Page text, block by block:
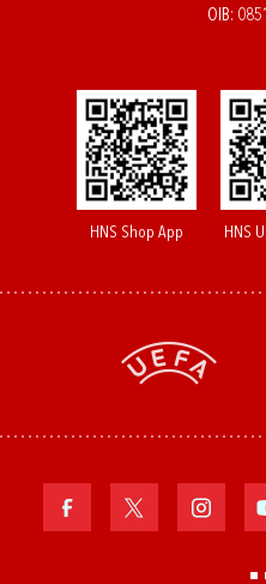
OIB:
HNS Shop App HNS